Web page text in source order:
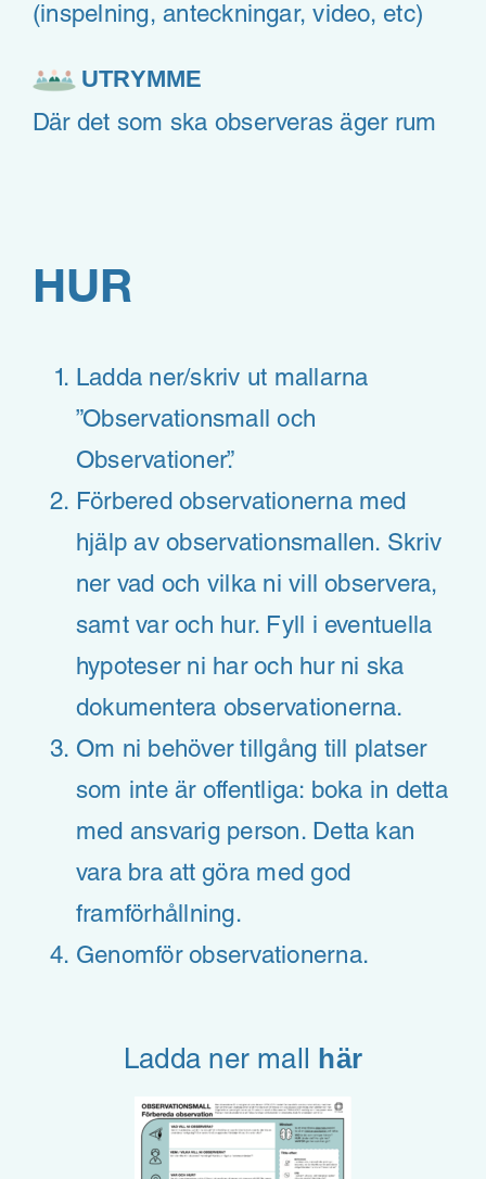
(inspelning, anteckningar, video, etc)
UTRYMME
Där det som ska observeras äger rum
HUR
Ladda ner/skriv ut mallarna
”Observationsmall och
Observationer”.
Förbered observationerna med
hjälp av observationsmallen. Skriv
ner vad och vilka ni vill observera,
samt var och hur. Fyll i eventuella
hypoteser ni har och hur ni ska
dokumentera observationerna.
Om ni behöver tillgång till platser
som inte är offentliga: boka in detta
med ansvarig person. Detta kan
vara bra att göra med god
framförhållning.
Genomför observationerna.
Ladda ner mall här